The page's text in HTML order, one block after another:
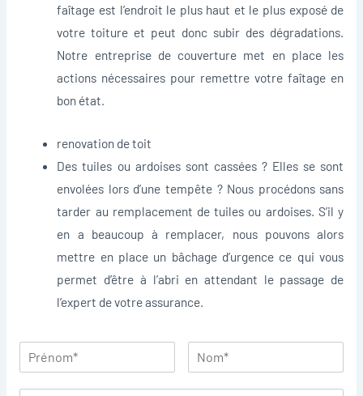
faîtage est l’endroit le plus haut et le plus exposé de
votre toiture et peut donc subir des dégradations.
Notre entreprise de couverture met en place les
actions nécessaires pour remettre votre faîtage en
bon état.
renovation de toit
Des tuiles ou ardoises sont cassées ? Elles se sont
envolées lors d’une tempête ? Nous procédons sans
tarder au remplacement de tuiles ou ardoises. S’il y
en a beaucoup à remplacer, nous pouvons alors
mettre en place un bâchage d’urgence ce qui vous
permet d’être à l’abri en attendant le passage de
l’expert de votre assurance.